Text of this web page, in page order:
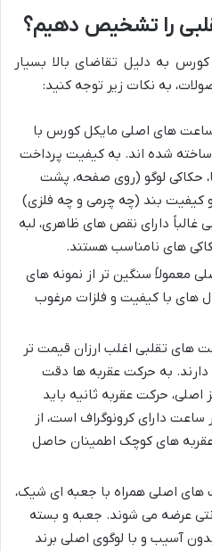
را تشخیص دهیم؟
به دلیل تقاضای بالا بسیار
به نکات زیر توجه کنید:
های اصلی مایکل کورس با
شده اند. به کیفیت پرداخت
حکاکی لوگو (روی صفحه، پشت
کیفیت بند (چه چرمی و چه فلزی)
دارای نقص های ظاهری، لبه
های نامناسب هستند.
معمولاً سنگین تر از نمونه های
های با کیفیت و فلزات مرغوب
های تقلبی اغلب ارزان قیمت تر
به حرکت عقربه ها دقت
حرکت عقربه ثانیه باید
دارای کرونوگراف است، از
های کوچک اطمینان حاصل
اصلی همراه با جعبه ای شیک،
عرضه می شوند. جعبه و بسته
آسیب و با لوگوی اصلی برند